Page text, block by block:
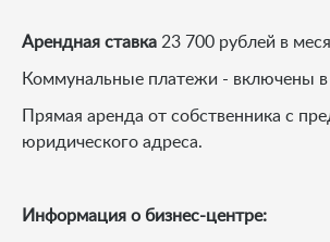
Арендная ставка 23 700 рублей в
Коммунальные платежи - включены в
Прямая аренда от собственника с
юридического адреса.
Информация о бизнес-центре: